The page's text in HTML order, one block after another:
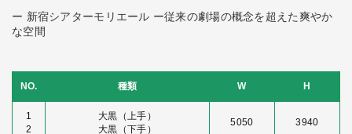
ー 新宿シアターモリエール ー従来の劇場の概念を超えた爽やか
な空間
NO. 種類 W H
1
2
大黒（上手）
大黒（下手）
5050 3940